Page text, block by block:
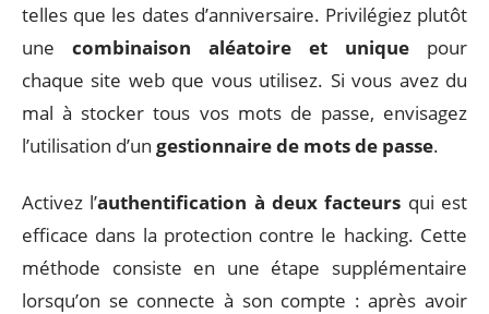
telles que les dates d’anniversaire. Privilégiez plutôt
une combinaison aléatoire et unique pour
chaque site web que vous utilisez. Si vous avez du
mal à stocker tous vos mots de passe, envisagez
l’utilisation d’un gestionnaire de mots de passe.
Activez l’authentification à deux facteurs qui est
efficace dans la protection contre le hacking. Cette
méthode consiste en une étape supplémentaire
lorsqu’on se connecte à son compte : après avoir